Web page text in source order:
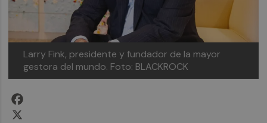
Larry Fink, presidente y fundador de la mayor
gestora del mundo. Foto: BLACKROCK